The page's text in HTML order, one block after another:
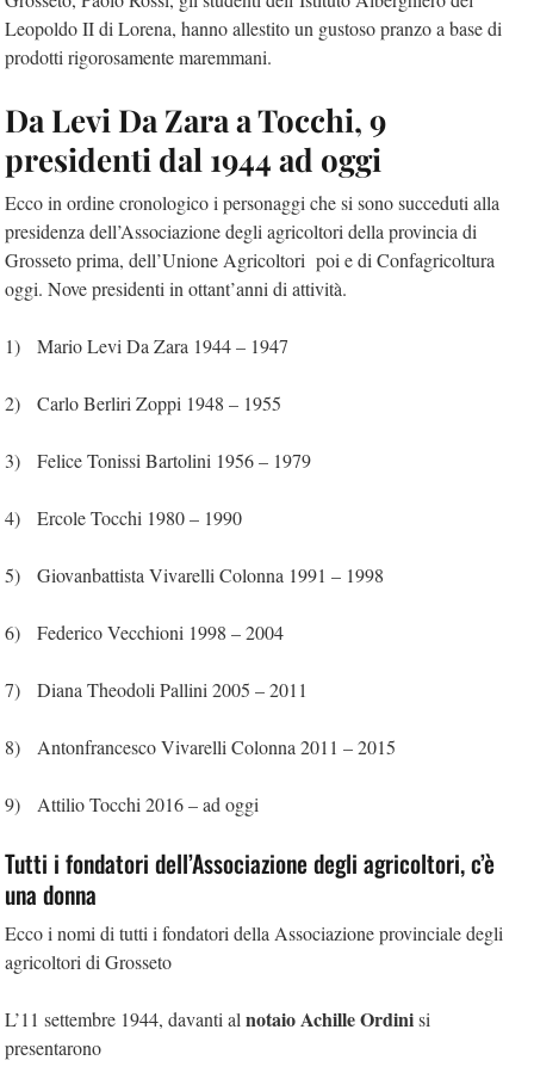
Leopoldo II di Lorena, hanno allestito un gustoso pranzo a base di
prodotti rigorosamente maremmani.
Da Levi Da Zara a Tocchi, 9
presidenti dal 1944 ad oggi
Ecco in ordine cronologico i personaggi che si sono succeduti alla
presidenza dell’Associazione degli agricoltori della provincia di
Grosseto prima, dell’Unione Agricoltori poi e di Confagricoltura
oggi. Nove presidenti in ottant’anni di attività.
1) Mario Levi Da Zara 1944 – 1947
2) Carlo Berliri Zoppi 1948 – 1955
3) Felice Tonissi Bartolini 1956 – 1979
4) Ercole Tocchi 1980 – 1990
5) Giovanbattista Vivarelli Colonna 1991 – 1998
6) Federico Vecchioni 1998 – 2004
7) Diana Theodoli Pallini 2005 – 2011
8) Antonfrancesco Vivarelli Colonna 2011 – 2015
9) Attilio Tocchi 2016 – ad oggi
Tutti i fondatori dell’Associazione degli agricoltori, c’è
una donna
Ecco i nomi di tutti i fondatori della Associazione provinciale degli
agricoltori di Grosseto
L’11 settembre 1944, davanti al notaio Achille Ordinisi
presentarono